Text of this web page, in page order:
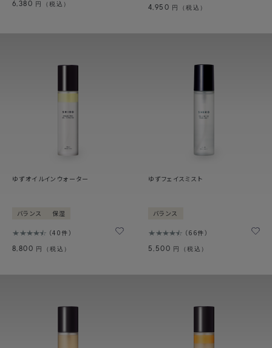
6,380 円（税込） 4,950 円（税込）
ゆずオイルインウォーター
バランス 保湿
40件
8,800 円（税込）
ゆずフェイスミスト
バランス
66件
5,500 円（税込）